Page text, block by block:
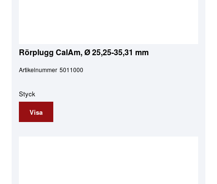
Rörplugg CalAm, Ø 25,25-35,31 mm
Artikelnummer 5011000
Styck
Visa